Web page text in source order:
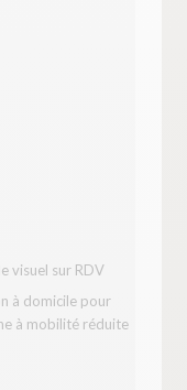
visuel sur RDV
à mobilité réduite